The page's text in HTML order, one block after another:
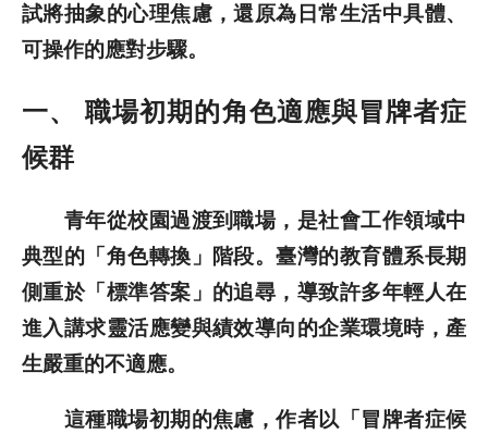
試將抽象的心理焦慮，還原為日常生活中具體、
可操作的應對步驟。
一、
職場初期的角色適應與冒牌者症
候群
青年從校園過渡到職場，是社會工作領域中
典型的「角色轉換」階段。臺灣的教育體系長期
側重於「標準答案」的追尋，導致許多年輕人在
進入講求靈活應變與績效導向的企業環境時，產
生嚴重的不適應。
這種職場初期的焦慮，作者以「冒牌者症候